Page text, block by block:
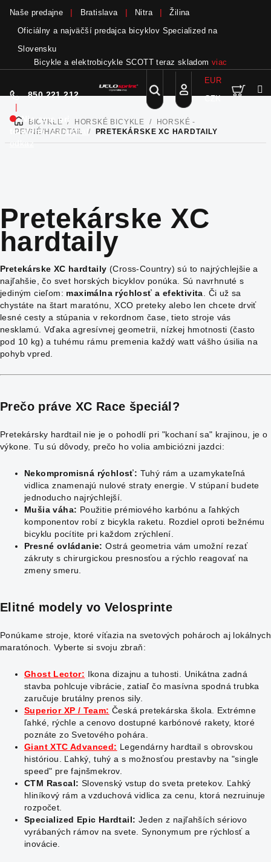
obsah
Naše predajne Bratislava Nitra
Žilina
Oficiálny a najväčší predajca bicyklov Specialized na
Slovensku
Bicykle a elektrobicykle SCOTT teraz skladom viac
850 221 212
|
Nie sme pri
telefóne.Zanechať
odkaz
Hľadať
Prihlásenie
EUR
CZK
DOMOVBICYKLE / HORSKÉ BICYKLE /
HORSKÉ -
PEVNÉ/HARDTAIL
/ PRETEKÁRSKE XC HARDTAILY
Pretekárske XC
hardtaily
Pretekárske XC hardtaily (Cross-Country) sú to najrýchlejšie a
najľahšie, čo svet horských bicyklov ponúka. Sú navrhnuté s
jediným cieľom: maximálna rýchlosť a efektivita . Či už sa
chystáte na štart maratónu, XCO preteky alebo len chcete drviť
lesné cesty a stúpania v rekordnom čase, tieto stroje vás
nesklamú. Vďaka agresívnej geometrii, nízkej hmotnosti (často
pod 10 kg) a tuhému rámu premenia každý watt vášho úsilia na
pohyb vpred.
Prečo práve XC Race špeciál?
Pretekársky hardtail nie je o pohodlí pri "kochaní sa" krajinou, je o
výkone. Tu sú dôvody, prečo ho volia ambiciózni jazdci:
Nekompromisná rýchlosť: Tuhý rám a uzamykateľná
vidlica znamenajú nulové straty energie. V stúpaní budete
jednoducho najrýchlejší.
Mušia váha: Použitie prémiového karbónu a ľahkých
komponentov robí z bicykla raketu. Rozdiel oproti bežnému
bicyklu pocítite pri každom zrýchlení.
Presné ovládanie: Ostrá geometria vám umožní rezať
zákruty s chirurgickou presnosťou a rýchlo reagovať na
zmeny smeru.
Elitné modely vo Velosprinte
Ponúkame stroje, ktoré víťazia na svetových pohároch aj lokálnych
maratónoch. Vyberte si svoju zbraň:
Ghost Lector: Ikona dizajnu a tuhosti. Unikátna zadná
stavba pohlcuje vibrácie, zatiaľ čo masívna spodná trubka
zaručuje brutálny prenos sily.
Superior XP / Team: Česká pretekárska škola. Extrémne
ľahké, rýchle a cenovo dostupné karbónové rakety, ktoré
poznáte zo Svetového pohára.
Giant XTC Advanced: Legendárny hardtail s obrovskou
históriou. Ľahký, tuhý a s možnosťou prestavby na "single
speed" pre fajnšmekrov.
CTM Rascal: Slovenský vstup do sveta pretekov. Ľahký
hliníkový rám a vzduchová vidlica za cenu, ktorá nezruinuje
rozpočet.
Specialized Epic Hardtail: Jeden z najľahších sériovo
vyrábaných rámov na svete. Synonymum pre rýchlosť a
inovácie.